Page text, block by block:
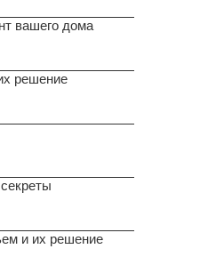
вашего дома
решение
и их решение